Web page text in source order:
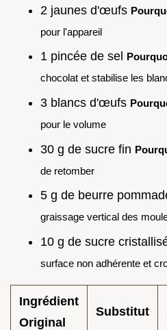
2 jaunes d'œufs
pour l'appareil
1 pincée de sel
chocolat et stabilise les
3 blancs d'œufs
pour le volume
30 g de sucre fin
de retomber
5 g de beurre
graissage vertical des
10 g de sucre
surface non adhérente et
Ingrédient
Original
Substitut